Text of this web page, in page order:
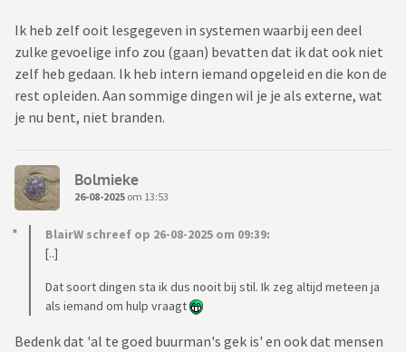
Ik heb zelf ooit lesgegeven in systemen waarbij een deel
zulke gevoelige info zou (gaan) bevatten dat ik dat ook niet
zelf heb gedaan. Ik heb intern iemand opgeleid en die kon de
rest opleiden. Aan sommige dingen wil je je als externe, wat
je nu bent, niet branden.
Bolmieke
26-08-2025 om 13:53
BlairW schreef op 26-08-2025 om 09:39:
[..]
Dat soort dingen sta ik dus nooit bij stil. Ik zeg altijd meteen ja
als iemand om hulp vraagt
Bedenk dat 'al te goed buurman's gek is' en ook dat mensen